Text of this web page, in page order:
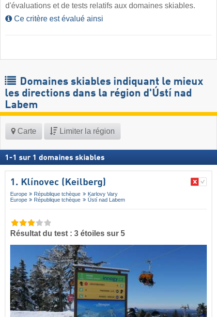
d'évaluations et de tests relatifs aux domaines skiables.
Ce critère est évalué ainsi
Domaines skiables indiquant le mieux
les directions dans la région d'Ústí nad
Labem
Carte Limiter la région
1 -1 sur 1 domaines skiables
1. Klínovec (Keilberg)
Europe République tchèque
Karlovy Vary
Europe
République tchèque Ústí nad Labem
Résultat du test : 3 étoiles sur 5